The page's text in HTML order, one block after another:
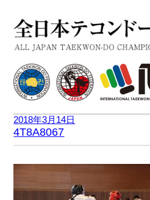
2018年3月14日
4T8A8067